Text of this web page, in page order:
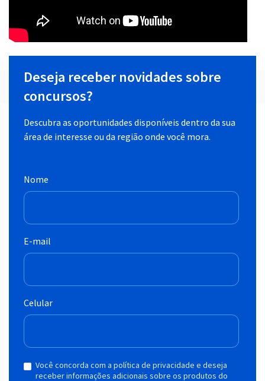
Deseja receber novidades sobre
concursos?
Descubra as oportunidades disponíveis dentro da sua
área de interesse ou da região onde você mora.
Nome
E-mail
Celular
Você concorda com a política de privacidade e deseja
receber informações adicionais sobre os produtos do